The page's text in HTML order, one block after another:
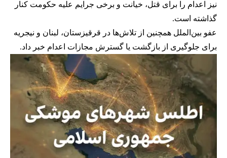
نیز اعدام را برای قتل، خیانت و برخی جرایم علیه حکومت کنار
گذاشته است.
عفو بین‌الملل همچنین از تلاش‌ها در قرقیزستان، لبنان و نیجریه
برای جلوگیری از بازگشت یا گسترش مجازات اعدام خبر داد.